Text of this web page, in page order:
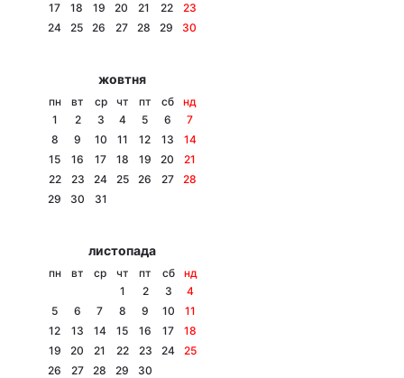
17
18 19 20 21 22
23
24
25 26 27 28 29 30
жовтня
пн вт ср чт пт сб
нд
1
2 3 4 5 6
7
8
9 10 11 12 13
14
15
16 17 18 19 20
21
22
23 24 25 26 27
28
29
30 31
листопада
пн вт ср чт пт сб
нд
1
2 3
4
5
6 7 8 9 10
11
12
13 14 15 16 17
18
19
20 21 22 23 24
25
26
27 28 29 30